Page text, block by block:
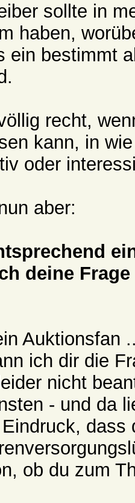
sollte in
haben,
ein bestimmt
recht,
kann, in
oder
aber:
deine
Auktionsfan
ich dir die
nicht
- und da
ob du zum